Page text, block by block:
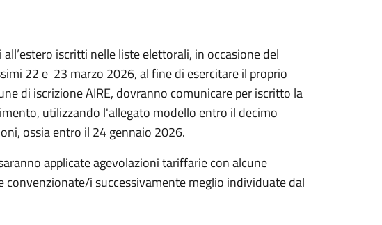
iscritti nelle liste elettorali, in occasione del
22 e 23 marzo 2026, al fine di esercitare il proprio
di iscrizione AIRE, dovranno comunicare per iscritto la
utilizzando l'allegato modello entro il decimo
ossia entro il 24 gennaio 2026.
applicate agevolazioni tariffarie con alcune
i successivamente meglio individuate dal